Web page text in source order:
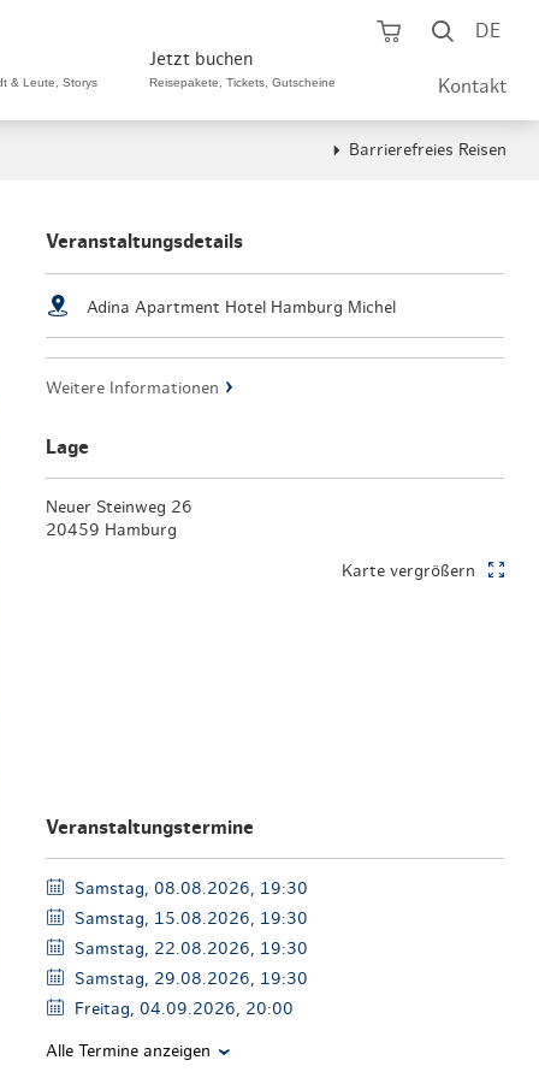
Sonntage
Schuhe, Schmuck
& Lifestyle
shoppen
& Bistros A-Z
Originale
Restaurants
& Feinschmecker
günstig
essen & trinken
& Leute, Storys
Jetzt buchen
Reisepakete, Tickets, Gutscheine
Reisepakete
Hamburg CARD
Tickets & Aktivitäten
Gruppenreisen
Warenkorb
Suche
DE
Kontakt
Barrierefreies Reisen
Veranstaltungsdetails
Adina Apartment Hotel Hamburg Michel
Weitere Informationen
Lage
Neuer Steinweg 26
20459 Hamburg
Karte vergrößern
Veranstaltungstermine
Samstag, 08.08.2026, 19:30
Samstag, 15.08.2026, 19:30
Samstag, 22.08.2026, 19:30
Samstag, 29.08.2026, 19:30
Freitag, 04.09.2026, 20:00
Alle Termine anzeigen